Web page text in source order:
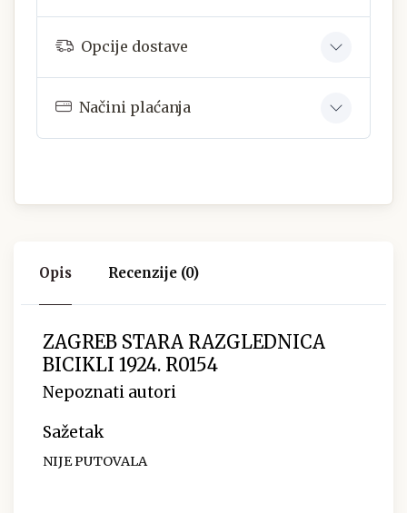
Opcije dostave
Načini plaćanja
Opis Recenzije (0)
ZAGREB STARA RAZGLEDNICA
BICIKLI 1924. R0154
Nepoznati autori
Sažetak
NIJE PUTOVALA